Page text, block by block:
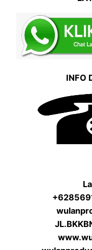
INFO